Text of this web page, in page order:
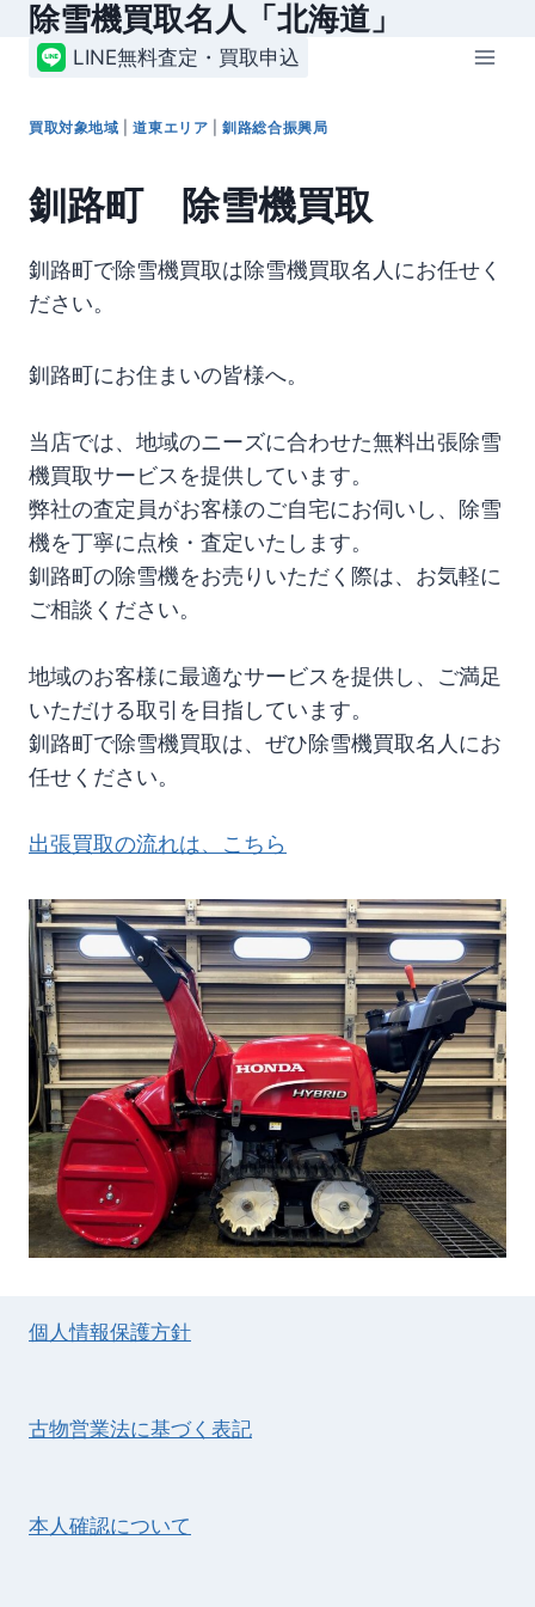
除雪機買取名人「北海道」
LINE無料査定・買取申込
買取対象地域 |道東エリア |釧路総合振興局
釧路町 除雪機買取
釧路町で除雪機買取は除雪機買取名人にお任せく
ださい。
釧路町にお住まいの皆様へ。
当店では、地域のニーズに合わせた無料出張除雪
機買取サービスを提供しています。
弊社の査定員がお客様のご自宅にお伺いし、除雪
機を丁寧に点検・査定いたします。
釧路町の除雪機をお売りいただく際は、お気軽に
ご相談ください。
地域のお客様に最適なサービスを提供し、ご満足
いただける取引を目指しています。
釧路町で除雪機買取は、ぜひ除雪機買取名人にお
任せください。
出張買取の流れは、こちら
個人情報保護方針
古物営業法に基づく表記
本人確認について